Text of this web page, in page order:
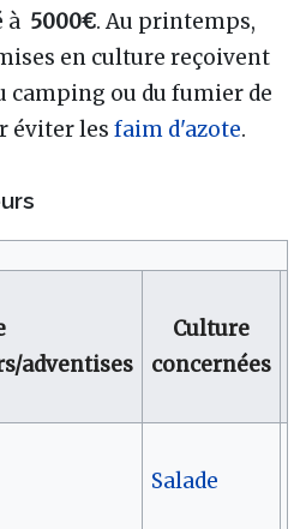
à 5000€. Au printemps,
en culture reçoivent
camping ou du fumier de
éviter les faim d'azote.
adventises
Culture
concernées
Salade